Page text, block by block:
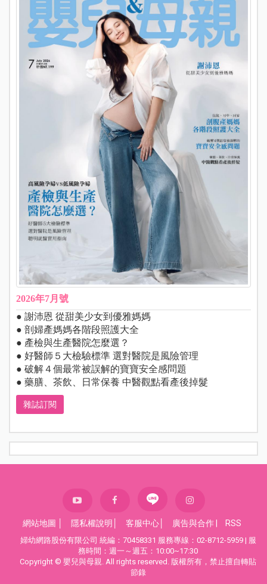
2026年7月號
● 謝沛恩 從甜美少女到優雅媽媽
● 剖婦產媽媽各階段照護大全
● 產檢與生產醫院怎麼選？
● 好醫師５大檢驗標準 選對醫院是風險管理
● 破解４個最常被誤解的寶寶安全感問題
● 藥膳、茶飲、日常保養 中醫觀點看產後掉髮
雜誌訂閱
網站地圖 隱私權說明 客服中心 廣告與合作 RSS
婦幼網路股份有限公司 統編：70458331 服務專線：02-8712-5959 | 服
務時間：週一～週五：10:00~17:30
Copyright © 嬰兒與母親. All rights reserved. 版權所有，禁止擅自轉貼
節錄